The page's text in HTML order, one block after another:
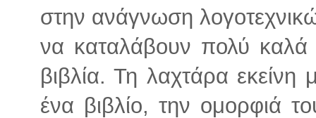
στην ανάγνωση
να καταλάβουν πολύ
βιβλία. Τη λαχτάρα
ένα βιβλίο, την ομορφιά